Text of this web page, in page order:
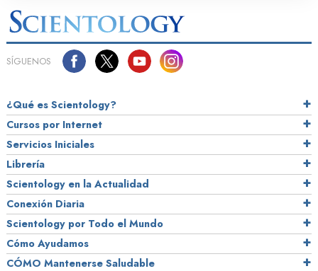
SÍGUENOS
¿Qué es Scientology?
Cursos por Internet
Servicios Iniciales
Librería
Scientology en la Actualidad
Conexión Diaria
Scientology por Todo el Mundo
Cómo Ayudamos
CÓMO Mantenerse Saludable